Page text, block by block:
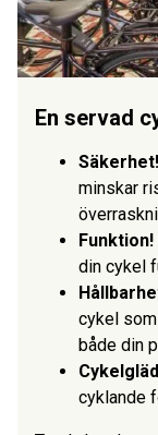
En servad
Säkerhet!
minskar
Funktion!
din cykel
cykel
både din
cyklande